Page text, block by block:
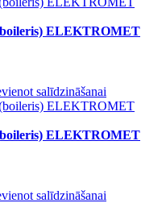
ELEKTROMET
salīdzināšanai
ELEKTROMET
salīdzināšanai